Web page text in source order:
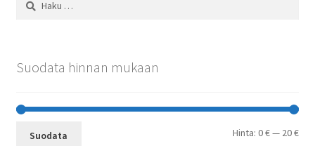
Suodata hinnan mukaan
Suodata Hinta:0 €— 20 €